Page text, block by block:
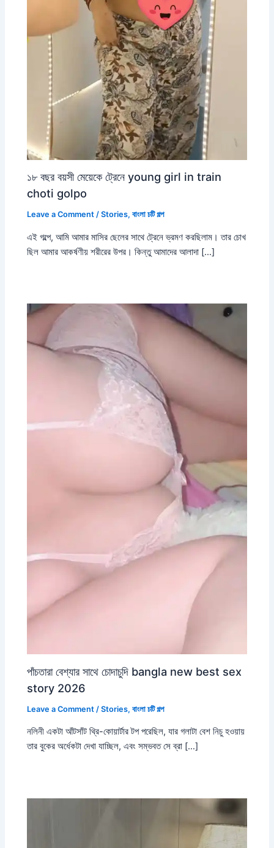
১৮ বছর বয়সী মেয়েকে ট্রেনে young girl in train
choti golpo
Leave a Comment /Stories,বাংলা চটি গল্প
এই গল্পে, আমি আমার মাসির ছেলের সাথে ট্রেনে ভ্রমণ করছিলাম। তার চোখ
ছিল আমার আকর্ষণীয় শরীরের উপর। কিন্তু আমাদের আলাদা […]
পাঁচতারা বেশ্যার সাথে চোদাচুদি bangla new best sex
story 2026
Leave a Comment /Stories,বাংলা চটি গল্প
নলিনী একটা আঁটসাঁট থ্রি-কোয়ার্টার টপ পরেছিল, যার গলাটা বেশ নিচু হওয়ায়
তার বুকের অর্ধেকটা দেখা যাচ্ছিল, এবং সম্ভবত সে ব্রা […]